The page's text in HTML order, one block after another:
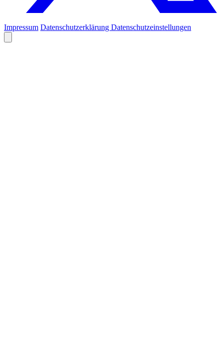
Impressum Datenschutzerklärung Datenschutzeinstellungen